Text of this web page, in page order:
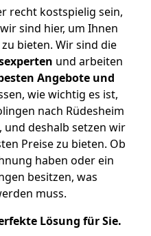
recht kostspielig sein,
sind hier, um Ihnen
zu bieten. Wir sind die
und arbeiten
Angebote und
wie wichtig es ist,
nach Rüdesheim
und deshalb setzen wir
Preise zu bieten. Ob
haben oder ein
besitzen, was
muss.
Lösung für Sie.